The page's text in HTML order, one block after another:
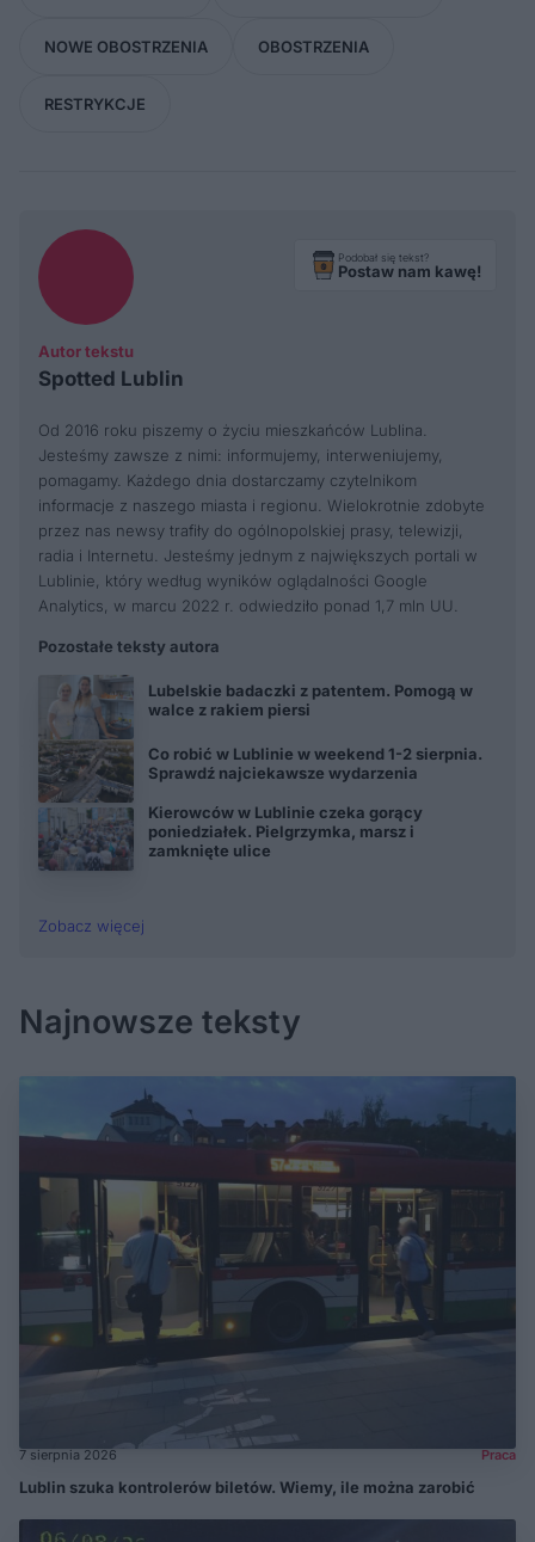
NOWE OBOSTRZENIA OBOSTRZENIA
RESTRYKCJE
Autor tekstu
Spotted Lublin
Podobał się tekst?
Postaw nam kawę!
Od 2016 roku piszemy o życiu mieszkańców Lublina.
Jesteśmy zawsze z nimi: informujemy, interweniujemy,
pomagamy. Każdego dnia dostarczamy czytelnikom
informacje z naszego miasta i regionu. Wielokrotnie zdobyte
przez nas newsy trafiły do ogólnopolskiej prasy, telewizji,
radia i Internetu. Jesteśmy jednym z największych portali w
Lublinie, który według wyników oglądalności Google
Analytics, w marcu 2022 r. odwiedziło ponad 1,7 mln UU.
Pozostałe teksty autora
Lubelskie badaczki z patentem. Pomogą w
walce z rakiem piersi
Co robić w Lublinie w weekend 1-2 sierpnia.
Sprawdź najciekawsze wydarzenia
Kierowców w Lublinie czeka gorący
poniedziałek. Pielgrzymka, marsz i
zamknięte ulice
Zobacz więcej
Najnowsze teksty
7 sierpnia 2026 Praca
Lublin szuka kontrolerów biletów. Wiemy, ile można zarobić